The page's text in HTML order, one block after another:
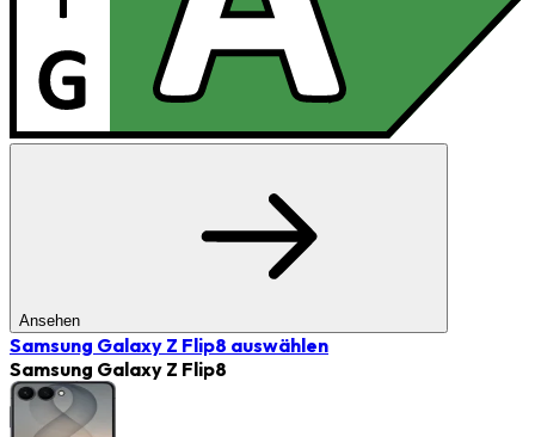
Ansehen
Samsung Galaxy Z Flip8 auswählen
Samsung Galaxy Z Flip8